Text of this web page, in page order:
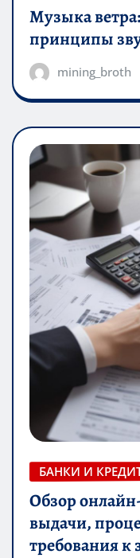
Музыка
принципы
mining_broth
БАНКИ И
Обзор
выдачи,
требования